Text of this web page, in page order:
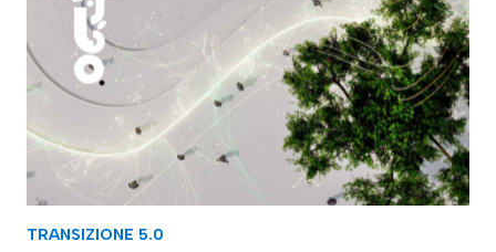
TRANSIZIONE 5.0